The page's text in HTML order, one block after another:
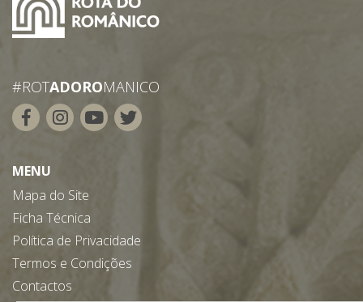
#ROTADOROMANICO
MENU
Mapa do Site
Ficha Técnica
Política de Privacidade
Termos e Condições
Contactos